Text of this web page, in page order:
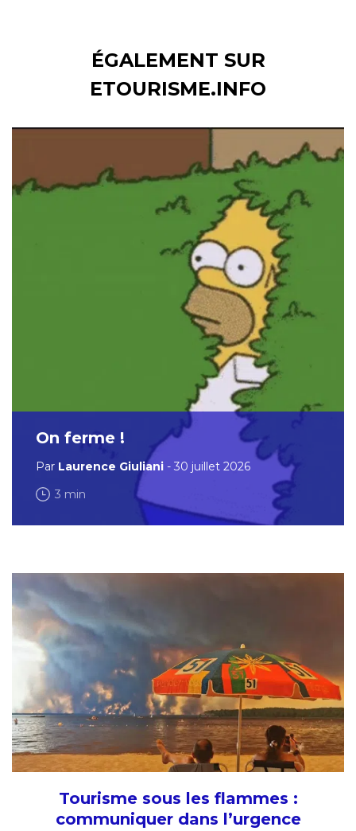
ÉGALEMENT SUR
ETOURISME.INFO
On ferme !
Par Laurence Giuliani - 30 juillet 2026
3 min
Tourisme sous les flammes :
communiquer dans l’urgence